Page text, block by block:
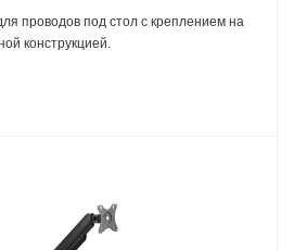
проводов под стол с креплением на
конструкцией.